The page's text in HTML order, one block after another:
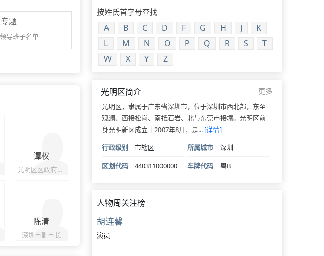
题
导班子名单
谭权
光明区区政府副区长、党组成员
陈清
深圳市副市长
按姓氏首字母查找
A B C D F G H J
K
L
M N O P Q R S
T
W
X Y Z
光明区简介 更多
光明区，隶属于广东省深圳市，位于深圳市西北部，东至
观澜、西接松岗、南抵石岩、北与东莞市接壤。光明区前
身光明新区成立于2007年8月，是... [详情]
行政级别
市辖区 所属城市 深圳
区划代码 440311000000 车牌代码 粤B
人物周关注榜
胡连馨
演员